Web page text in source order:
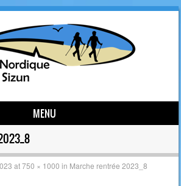
MENU
at750 × 1000 in Marche rentrée 2023_8